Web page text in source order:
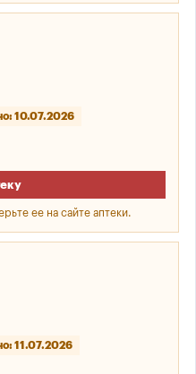
10.07.2026
ее на сайте аптеки.
11.07.2026